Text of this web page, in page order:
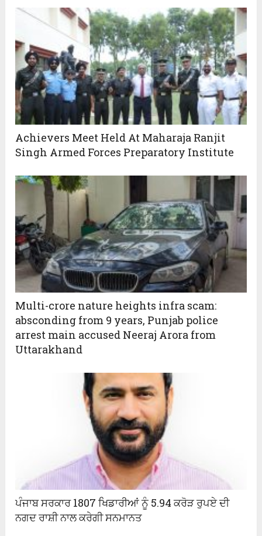
Achievers Meet Held At Maharaja Ranjit
Singh Armed Forces Preparatory Institute
Multi-crore nature heights infra scam:
absconding from 9 years, Punjab police
arrest main accused Neeraj Arora from
Uttarakhand
ਪੰਜਾਬ ਸਰਕਾਰ 1807 ਖਿਡਾਰੀਆਂ ਨੂੰ 5.94 ਕਰੋੜ ਰੁਪਏ ਦੀ
ਨਗਦ ਰਾਸ਼ੀ ਨਾਲ ਕਰੇਗੀ ਸਨਮਾਨਤ